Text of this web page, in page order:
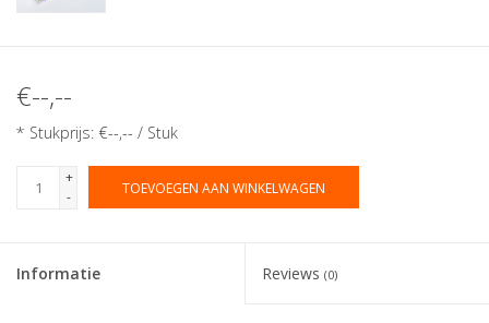
€--,--
* Stukprijs: €--,-- / Stuk
+
-
TOEVOEGEN AAN WINKELWAGEN
Informatie Reviews (0)